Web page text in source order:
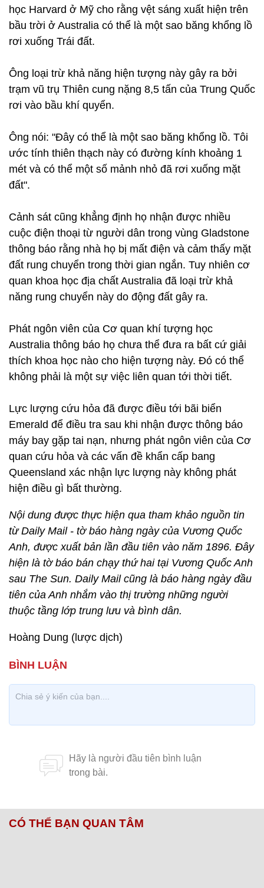
học Harvard ở Mỹ cho rằng vệt sáng xuất hiện trên
bầu trời ở Australia có thể là một sao băng khổng lồ
rơi xuống Trái đất.
Ông loại trừ khả năng hiện tượng này gây ra bởi
trạm vũ trụ Thiên cung nặng 8,5 tấn của Trung Quốc
rơi vào bầu khí quyển.
Ông nói: "Đây có thể là một sao băng khổng lồ. Tôi
ước tính thiên thạch này có đường kính khoảng 1
mét và có thể một số mảnh nhỏ đã rơi xuống mặt
đất".
Cảnh sát cũng khẳng định họ nhận được nhiều
cuộc điện thoại từ người dân trong vùng Gladstone
thông báo rằng nhà họ bị mất điện và cảm thấy mặt
đất rung chuyển trong thời gian ngắn. Tuy nhiên cơ
quan khoa học địa chất Australia đã loại trừ khả
năng rung chuyển này do động đất gây ra.
Phát ngôn viên của Cơ quan khí tượng học
Australia thông báo họ chưa thể đưa ra bất cứ giải
thích khoa học nào cho hiện tượng này. Đó có thể
không phải là một sự việc liên quan tới thời tiết.
Lực lượng cứu hỏa đã được điều tới bãi biển
Emerald để điều tra sau khi nhận được thông báo
máy bay gặp tai nạn, nhưng phát ngôn viên của Cơ
quan cứu hỏa và các vấn đề khẩn cấp bang
Queensland xác nhận lực lượng này không phát
hiện điều gì bất thường.
Nội dung được thực hiện qua tham khảo nguồn tin
từ Daily Mail - tờ báo hàng ngày của Vương Quốc
Anh, được xuất bản lần đầu tiên vào năm 1896. Đây
hiện là tờ báo bán chạy thứ hai tại Vương Quốc Anh
sau The Sun. Daily Mail cũng là báo hàng ngày đầu
tiên của Anh nhắm vào thị trường những người
thuộc tầng lớp trung lưu và bình dân.
Hoàng Dung (lược dịch)
CÓ THỂ BẠN QUAN TÂM